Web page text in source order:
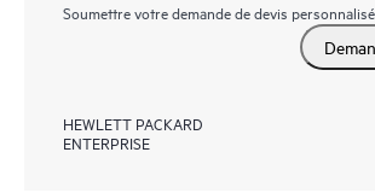
Soumettre votre demande de devis personnalisé
HEWLETT PACKARD
ENTERPRISE